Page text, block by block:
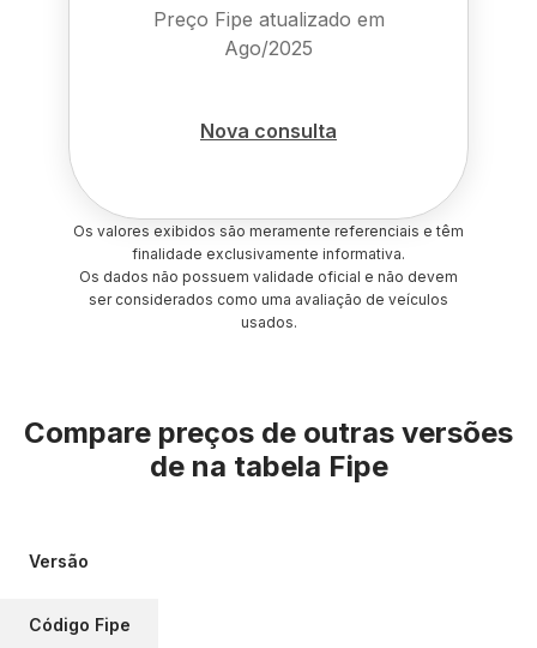
Preço Fipe atualizado em
Ago/2025
Nova consulta
Os valores exibidos são meramente referenciais e têm
finalidade exclusivamente informativa.
Os dados não possuem validade oficial e não devem
ser considerados como uma avaliação de veículos
usados.
Compare preços de outras versões
de na tabela Fipe
Versão
Código Fipe